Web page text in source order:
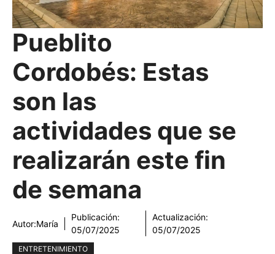
Pueblito
Cordobés: Estas
son las
actividades que se
realizarán este fin
de semana
Autor:María
Publicación:
05/07/2025
Actualización:
05/07/2025
ENTRETENIMIENTO